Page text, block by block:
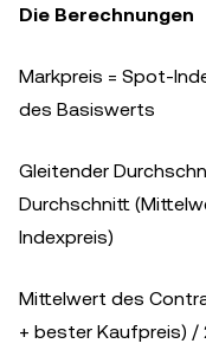
Die Berechnungen
Markpreis = Spot-
des Basiswerts
Gleitender
Durchschnitt
Indexpreis)
Mittelwert des
+ bester Kaufpreis) /